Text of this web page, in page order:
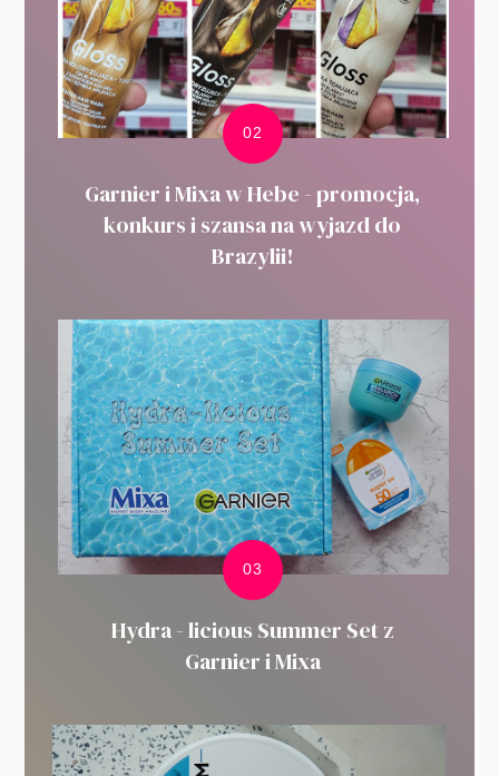
Garnier i Mixa w Hebe - promocja,
konkurs i szansa na wyjazd do
Brazylii!
Hydra - licious Summer Set z
Garnier i Mixa